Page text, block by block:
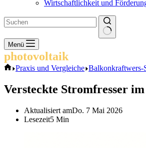
Wirtschaftlichkeit und
Keine
Ergebnisse
Menü
photovoltaik
Start
Praxis und Vergleiche Balkonkraftwers-
Versteckte Stromfresser
Aktualisiert amDo. 7 Mai 2026
Lesezeit5 Min